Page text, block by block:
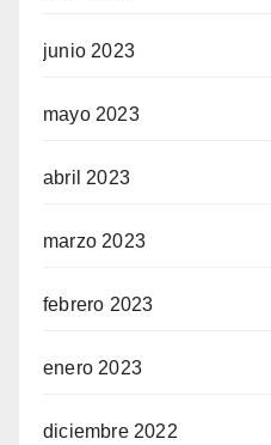
junio 2023
mayo 2023
abril 2023
marzo 2023
febrero 2023
enero 2023
diciembre 2022